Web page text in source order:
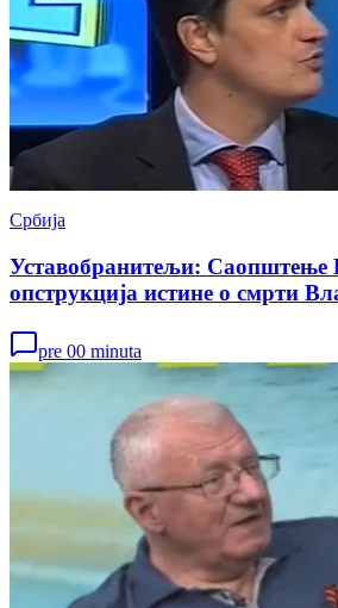
Србија
Уставобранитељи: Саопштење
опструкција истине о смрти
pre 00 minuta